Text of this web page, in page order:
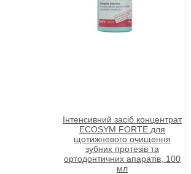
Інтенсивний засіб концентрат
ECOSYM FORTE для
щотижневого очищення
зубних протезів та
ортодонтичних апаратів, 100
мл